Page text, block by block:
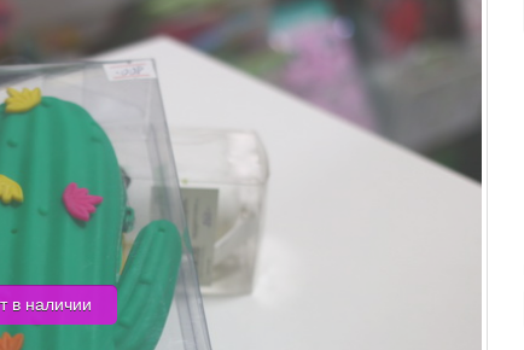
в наличии